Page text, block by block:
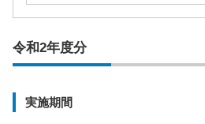
令和2年度分
実施期間